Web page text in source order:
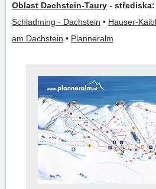
Oblast Dachstein-Taury - střediska:
Schladming - Dachstein • Hauser-
am Dachstein • Planneralm